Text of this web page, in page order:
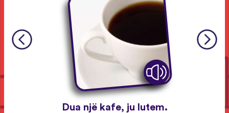
Dua një kafe, ju lutem.